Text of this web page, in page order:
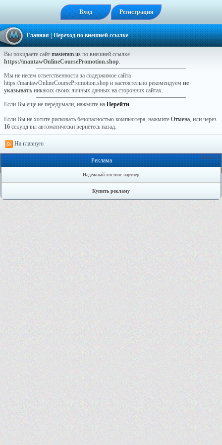
Вход Регистрация
Главная| Переход по внешней ссылке
Вы покидаете сайт masteram.us по внешней ссылке
https://mantawOnlineCoursePromotion.shop.
Мы не несем ответственности за содержимое сайта
https://mantawOnlineCoursePromotion.shop и настоятельно рекомендуем не
указывать никаких своих личных данных на сторонних сайтах.
Если Вы еще не передумали, нажмите на Перейти.
Если Вы не хотите рисковать безопасностью компьютера, нажмите Отмена, или через
16 секунд вы автоматически вернётесь назад.
На главную
Онлайн: 1
Реклама
Надёжный хостинг партнер
Купить рекламу